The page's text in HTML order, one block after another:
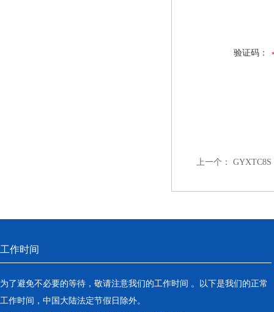
验证码：
上一个：
工作时间
为了避免不必要的等待，敬请注意我们的工作时间 。以下是我们的正常
工作时间，中国大陆法定节假日除外。